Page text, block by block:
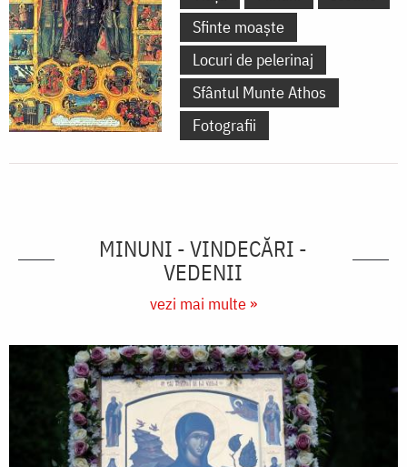
Sfinte moaște
Locuri de pelerinaj
Sfântul Munte Athos
Fotografii
MINUNI - VINDECĂRI -
VEDENII
vezi mai multe »